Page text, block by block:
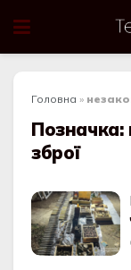
Головна »
Позначка:
зброї